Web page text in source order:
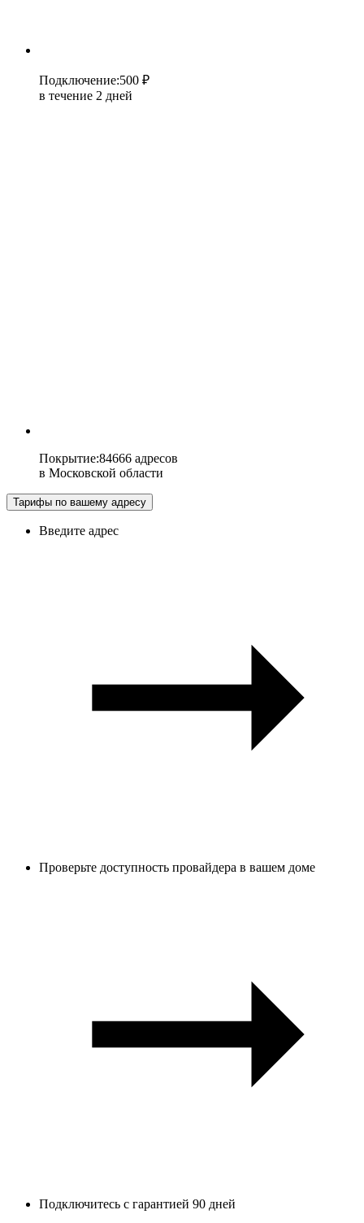
Подключение:500 ₽
в течение 2 дней
Покрытие:84666 адресов
в Московской области
Тарифы по вашему адресу
Введите адрес
Проверьте доступность провайдера в вашем доме
Подключитесь с гарантией 90 дней